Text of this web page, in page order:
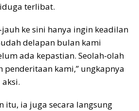
terlibat.
jauh ke sini hanya ingin keadilan
delapan bulan kami
ada kepastian. Seolah-olah
penderitaan kami,” ungkapnya
itu, ia juga secara langsung